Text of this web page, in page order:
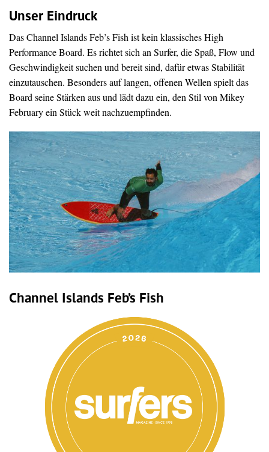
Unser Eindruck
Das Channel Islands Feb’s Fish ist kein klassisches High
Performance Board. Es richtet sich an Surfer, die Spaß, Flow und
Geschwindigkeit suchen und bereit sind, dafür etwas Stabilität
einzutauschen. Besonders auf langen, offenen Wellen spielt das
Board seine Stärken aus und lädt dazu ein, den Stil von Mikey
February ein Stück weit nachzuempfinden.
Channel Islands Feb’s Fish